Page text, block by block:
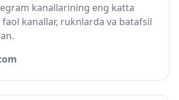
kanallarining eng katta
kanallar, ruknlarda va batafsil